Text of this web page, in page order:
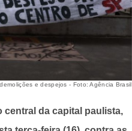
e despejos - Foto: Agência Brasil
central da capital paulista,